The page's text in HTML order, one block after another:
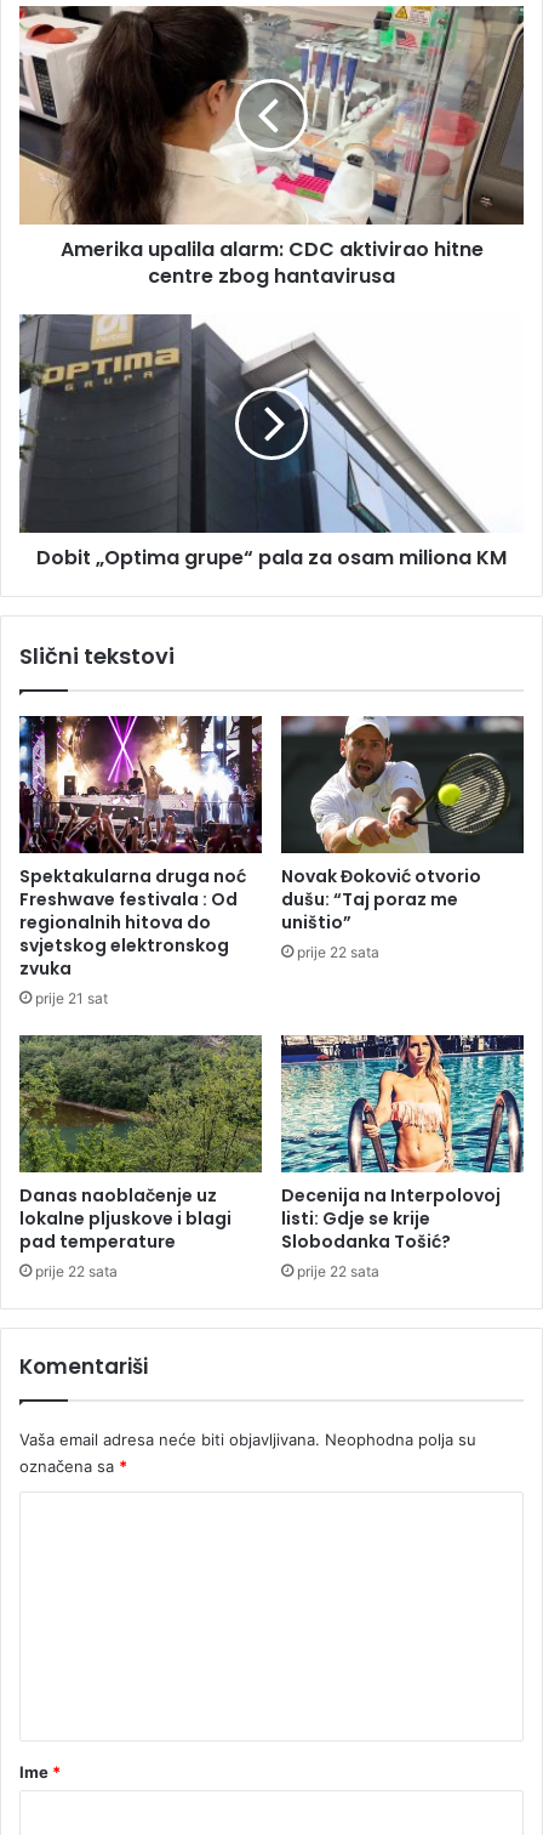
E
m
a
i
l
A
m
e
r
i
k
p
l
a
a
l
a
r
m
C
t
i
r
a
o
h
i
t
n
c
e
t
r
e
z
b
o
g
h
a
n
s
a
Amerika upalila alarm: CDC aktivirao hitne
centre zbog hantavirusa
D
o
b
t
„
O
p
t
r
e
“
p
a
l
z
o
s
a
m
i
l
i
o
n
a
K
M
Dobit „Optima grupe“ pala za osam miliona KM
Slični tekstovi
Spektakularna druga noć
Freshwave festivala : Od
regionalnih hitova do
svjetskog elektronskog
zvuka
prije 21 sat
Novak Đoković otvorio
dušu: “Taj poraz me
uništio”
prije 22 sata
Danas naoblačenje uz
lokalne pljuskove i blagi
pad temperature
prije 22 sata
Decenija na Interpolovoj
listi: Gdje se krije
Slobodanka Tošić?
prije 22 sata
Komentariši
Vaša email adresa neće biti objavljivana. Neophodna polja su
označena sa *
rIme *